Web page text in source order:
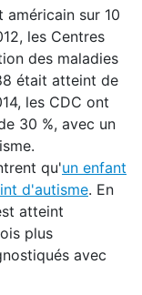
américain sur 10
les Centres
des maladies
était atteint de
les CDC ont
30 %, avec un
qu'un enfant
d'autisme. En
atteint
plus
avec